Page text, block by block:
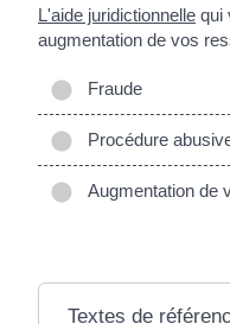
L'aide juridictionnelle qui
augmentation de vos
Fraude
Procédure
Augmentation de
Textes de